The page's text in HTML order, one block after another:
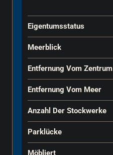
Eigentumsstatus
Meerblick
Entfernung Vom Zentrum
Entfernung Vom Meer
Anzahl Der Stockwerke
Parklücke
Möbliert